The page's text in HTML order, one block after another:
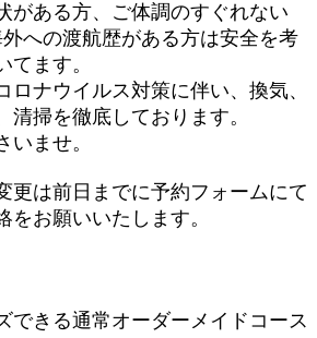
がある方、ご体調のすぐれない
への渡航歴がある方は安全を考
てます。
ロナウイルス対策に伴い、換気、
清掃を徹底しております。
いませ。
更は前日までに予約フォームにて
をお願いいたします。
できる通常オーダーメイドコース